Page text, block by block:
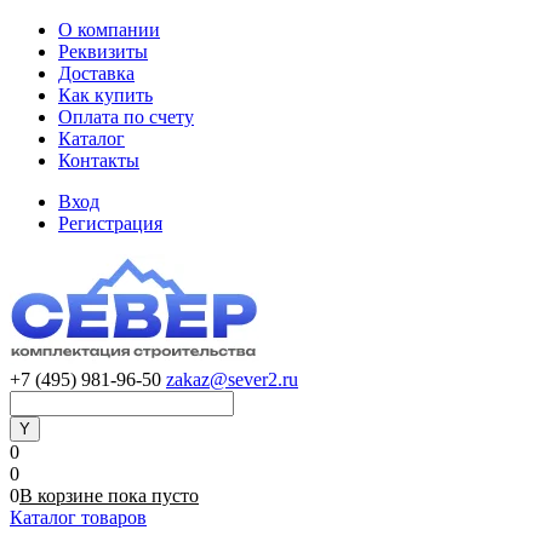
О компании
Реквизиты
Доставка
Как купить
Оплата по счету
Каталог
Контакты
Вход
Регистрация
+7 (495) 981-96-50 zakaz@sever2.ru
0
0
0В корзине пока пусто
Каталог товаров